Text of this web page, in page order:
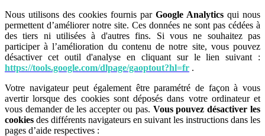
Nous utilisons des cookies fournis par Google Analytics qui nous
permettent d’améliorer notre site. Ces données ne sont pas cédées à
des tiers ni utilisées à d'autres fins. Si vous ne souhaitez pas
participer à l’amélioration du contenu de notre site, vous pouvez
désactiver cet outil d'analyse en cliquant sur le lien suivant :
https://tools.google.com/dlpage/gaoptout?hl=fr .
Votre navigateur peut également être paramétré de façon à vous
avertir lorsque des cookies sont déposés dans votre ordinateur et
vous demander de les accepter ou pas. Vous pouvez désactiver les
cookies des différents navigateurs en suivant les instructions dans les
pages d’aide respectives :